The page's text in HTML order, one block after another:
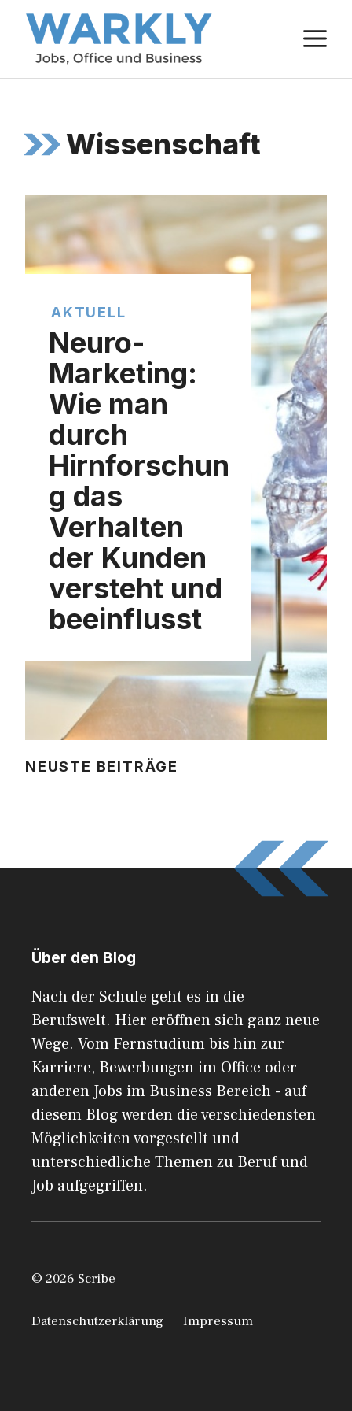
Zum
Inhalt
springen
Wissenschaft
AKTUELL
Neuro-
Marketing:
Wie man
durch
Hirnforschun
g das
Verhalten
der Kunden
versteht und
beeinflusst
NEUSTE BEITRÄGE
Über den Blog
Nach der Schule geht es in die
Berufswelt. Hier eröffnen sich ganz neue
Wege. Vom Fernstudium bis hin zur
Karriere, Bewerbungen im Office oder
anderen Jobs im Business Bereich - auf
diesem Blog werden die verschiedensten
Möglichkeiten vorgestellt und
unterschiedliche Themen zu Beruf und
Job aufgegriffen.
© 2026 Scribe
Datenschutzerklärung Impressum